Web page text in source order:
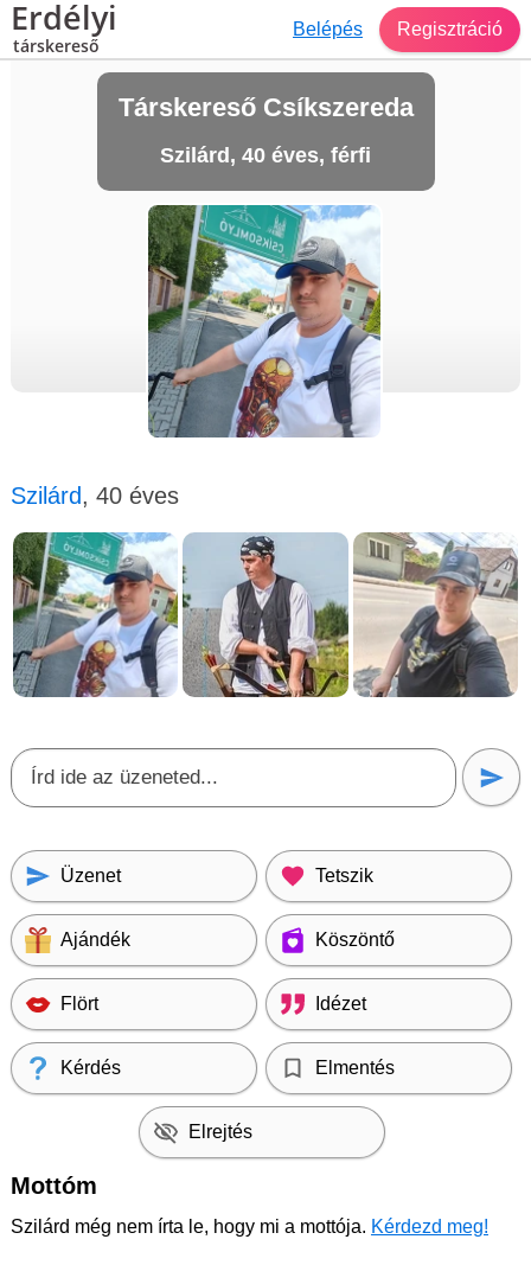
Erdélyi
társkereső
Belépés Regisztráció
Társkereső Csíkszereda
Szilárd, 40 éves, férfi
Szilárd, 40 éves
Üzenet Tetszik
Ajándék Köszöntő
Flört Idézet
Kérdés Elmentés
Elrejtés
Mottóm
Szilárd még nem írta le, hogy mi a mottója. Kérdezd meg!